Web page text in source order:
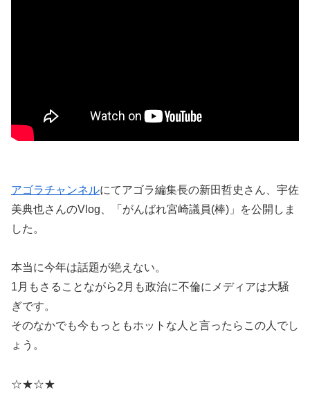
アゴラチャンネルにてアゴラ編集長の新田哲史さん、宇佐
美典也さんのVlog、「がんばれ宮崎議員(棒)」を公開しま
した。
本当に今年は話題が絶えない。
1月もさることながら2月も政治に不倫にメディアは大騒
ぎです。
そのなかでも今もっともホットな人と言ったらこの人でし
ょう。
☆★☆★